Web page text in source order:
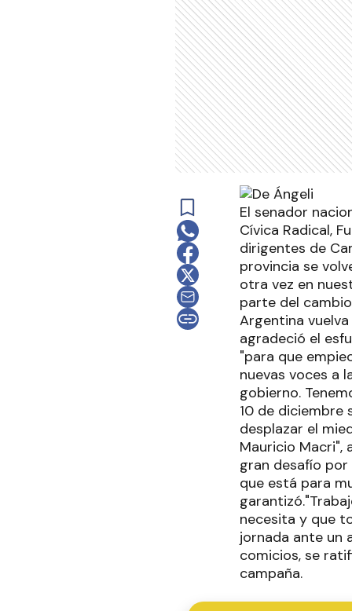
El senador
Cívica Radical,
dirigentes de
provincia se
otra vez en
parte del
Argentina
agradeció el
"para que
nuevas voces a
gobierno.
10 de diciembre
desplazar el
Mauricio Macri",
gran desafío
que está para
necesita y que
jornada ante un
comicios, se
campaña.